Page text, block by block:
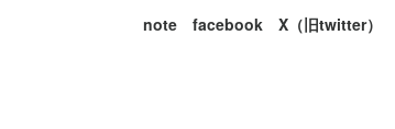
note facebook X（旧twitter）